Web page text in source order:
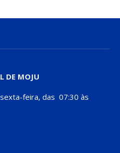
DE MOJU
feira, das 07:30 às